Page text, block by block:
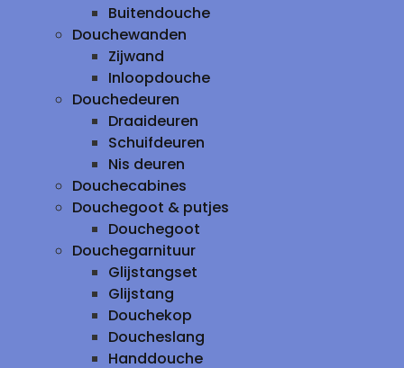
Buitendouche
Douchewanden
Zijwand
Inloopdouche
Douchedeuren
Draaideuren
Schuifdeuren
Nis deuren
Douchecabines
Douchegoot & putjes
Douchegoot
Douchegarnituur
Glijstangset
Glijstang
Douchekop
Doucheslang
Handdouche